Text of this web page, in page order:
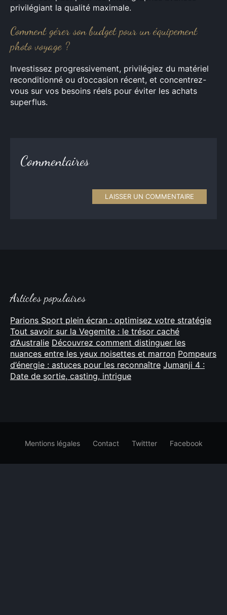
privilégiant la qualité maximale.
Comment gérer son budget pour un équipement
photo voyage ?
Investissez progressivement, privilégiez du matériel
reconditionné ou d’occasion récent, et concentrez-
vous sur vos besoins réels pour éviter les achats
superflus.
Commentaires
LAISSER UN COMMENTAIRE
Articles populaires
Parions Sport plein écran : optimisez votre stratégie
Tout savoir sur la Vegemite : le trésor caché
d’Australie Découvrez comment distinguer les
nuances entre les yeux noisettes et marron Pompeurs
d’énergie : astuces pour les reconnaître Jumanji 4 :
Date de sortie, casting, intrigue
Mentions légales Contact Twittter Facebook